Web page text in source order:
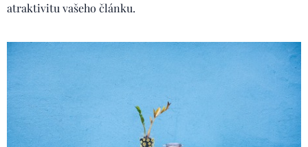
atraktivitu vašeho článku.